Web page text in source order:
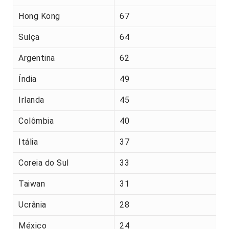
Hong Kong 67
Suíça 64
Argentina 62
Índia 49
Irlanda 45
Colômbia 40
Itália 37
Coreia do Sul 33
Taiwan 31
Ucrânia 28
México 24